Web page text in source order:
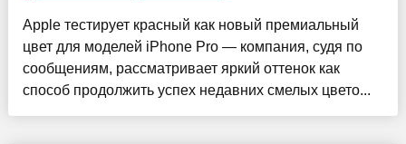
Apple тестирует красный как новый премиальный
цвет для моделей iPhone Pro — компания, судя по
сообщениям, рассматривает яркий оттенок как
способ продолжить успех недавних смелых цвето...